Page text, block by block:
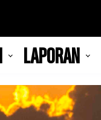
LAPORAN